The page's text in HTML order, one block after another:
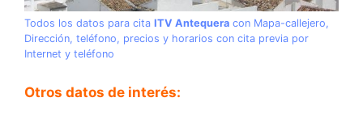
Todos los datos para cita ITV Antequera con Mapa-callejero,
Dirección, teléfono, precios y horarios con cita previa por
Internet y teléfono
Otros datos de interés: